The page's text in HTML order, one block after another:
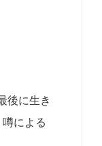
後に生き
による